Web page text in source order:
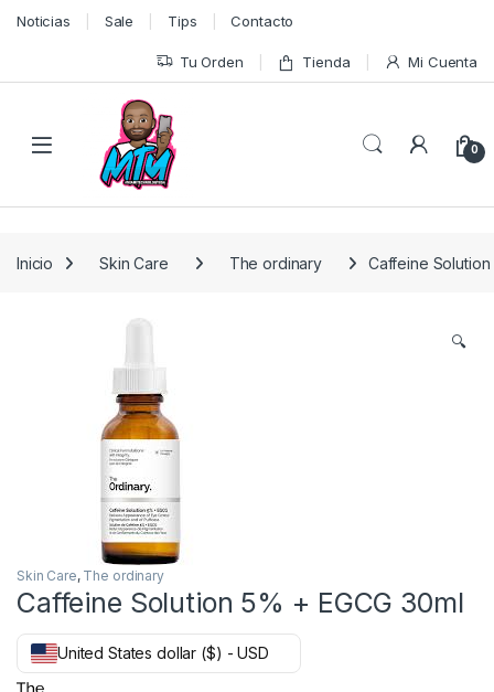
Skip to navigation
Skip to content
Noticias Sale Tips Contacto
Tu Orden Tienda Mi Cuenta
0
Inicio Skin Care The ordinary Caffeine Solution
🔍
Skin Care, The ordinary
Caffeine Solution 5% + EGCG 30ml
United States dollar ($) - USD